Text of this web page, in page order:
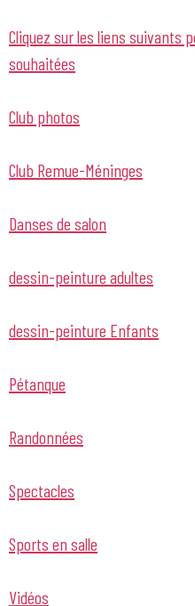
Cliquez sur les liens suivants
souhaitées
Club photos
Club Remue-Méninges
Danses de salon
dessin-peinture adultes
dessin-peinture Enfants
Pétanque
Randonnées
Spectacles
Sports en salle
Vidéos